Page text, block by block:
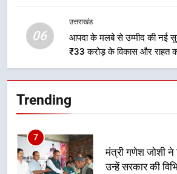
06
उत्तराखंड
आपदा के मलबे से उम्मीद की नई
₹33 करोड़ के विकास और राहत
खड़ा कर बनाया भरोसे का प्रतीक
Trending
कर बनाया भरोसे
उन्हें सरकार की
योजनाओं का
8
खेल मंत्री रेखा
किया 2036